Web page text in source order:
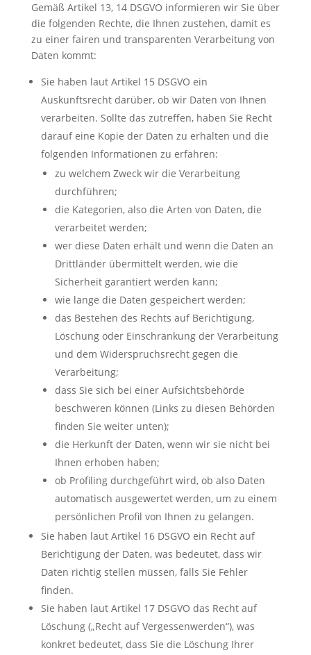
Gemäß Artikel 13, 14 DSGVO informieren wir Sie über
die folgenden Rechte, die Ihnen zustehen, damit es
zu einer fairen und transparenten Verarbeitung von
Daten kommt:
Sie haben laut Artikel 15 DSGVO ein
Auskunftsrecht darüber, ob wir Daten von Ihnen
verarbeiten. Sollte das zutreffen, haben Sie Recht
darauf eine Kopie der Daten zu erhalten und die
folgenden Informationen zu erfahren:
zu welchem Zweck wir die Verarbeitung
durchführen;
die Kategorien, also die Arten von Daten, die
verarbeitet werden;
wer diese Daten erhält und wenn die Daten an
Drittländer übermittelt werden, wie die
Sicherheit garantiert werden kann;
wie lange die Daten gespeichert werden;
das Bestehen des Rechts auf Berichtigung,
Löschung oder Einschränkung der Verarbeitung
und dem Widerspruchsrecht gegen die
Verarbeitung;
dass Sie sich bei einer Aufsichtsbehörde
beschweren können (Links zu diesen Behörden
finden Sie weiter unten);
die Herkunft der Daten, wenn wir sie nicht bei
Ihnen erhoben haben;
ob Profiling durchgeführt wird, ob also Daten
automatisch ausgewertet werden, um zu einem
persönlichen Profil von Ihnen zu gelangen.
Sie haben laut Artikel 16 DSGVO ein Recht auf
Berichtigung der Daten, was bedeutet, dass wir
Daten richtig stellen müssen, falls Sie Fehler
finden.
Sie haben laut Artikel 17 DSGVO das Recht auf
Löschung („Recht auf Vergessenwerden“), was
konkret bedeutet, dass Sie die Löschung Ihrer